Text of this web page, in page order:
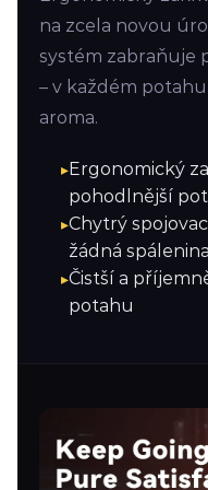
na zcela novou
systém zabraňuje
– v každém
aroma.
Ergonomický
pohodlnější
Chytrý
žádná spálenina
Čistší a
potahu